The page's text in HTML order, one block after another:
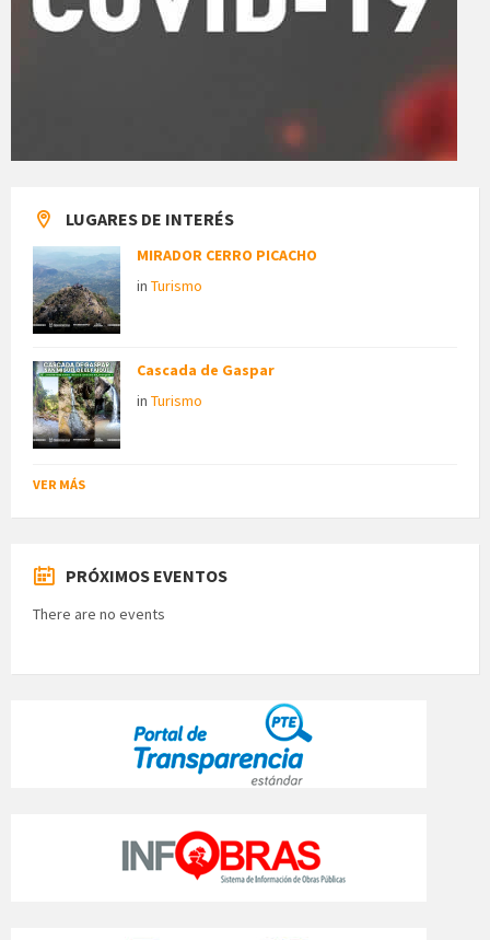
LUGARES DE INTERÉS
MIRADOR CERRO PICACHO
in Turismo
Cascada de Gaspar
in Turismo
VER MÁS
PRÓXIMOS EVENTOS
There are no events